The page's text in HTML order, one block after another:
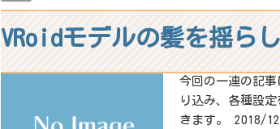
VRoidモデルの髪を揺ら
今回の一連の記
り込み、各種設定
きます。 2018/